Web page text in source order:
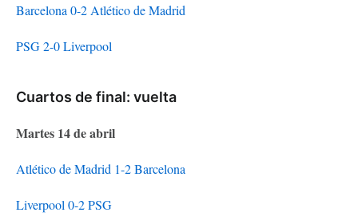
Barcelona 0-2 Atlético de Madrid
PSG 2-0 Liverpool
Cuartos de final: vuelta
Martes 14 de abril
Atlético de Madrid 1-2 Barcelona
Liverpool 0-2 PSG